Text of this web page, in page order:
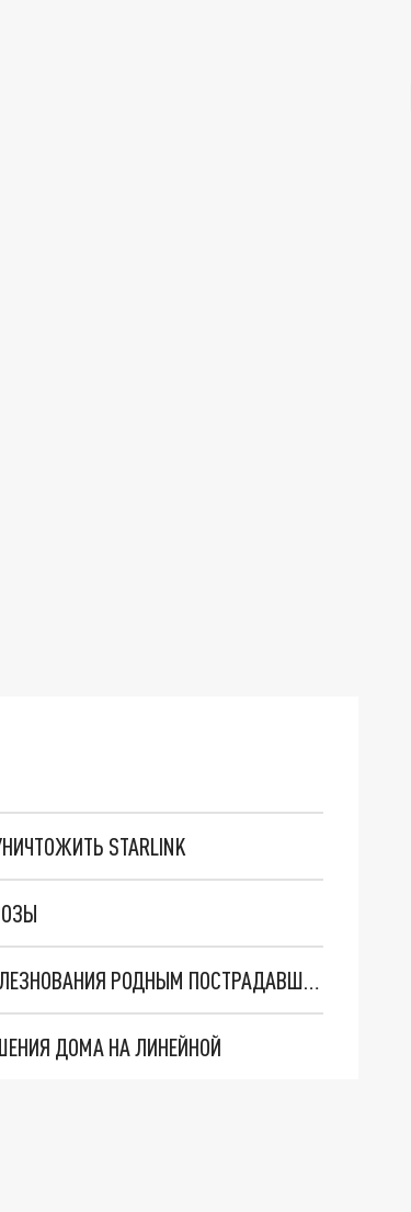
STARLINK
МЭР НОВОСИБИРСКА АНАТОЛИЙ ЛОКОТЬ ВЫРАЗИЛ СОБОЛЕЗНОВАНИЯ РОДНЫМ ПОСТРАДАВШИХ ОТ ОБРУШЕНИЯ ДОМА
ДОМА НА ЛИНЕЙНОЙ